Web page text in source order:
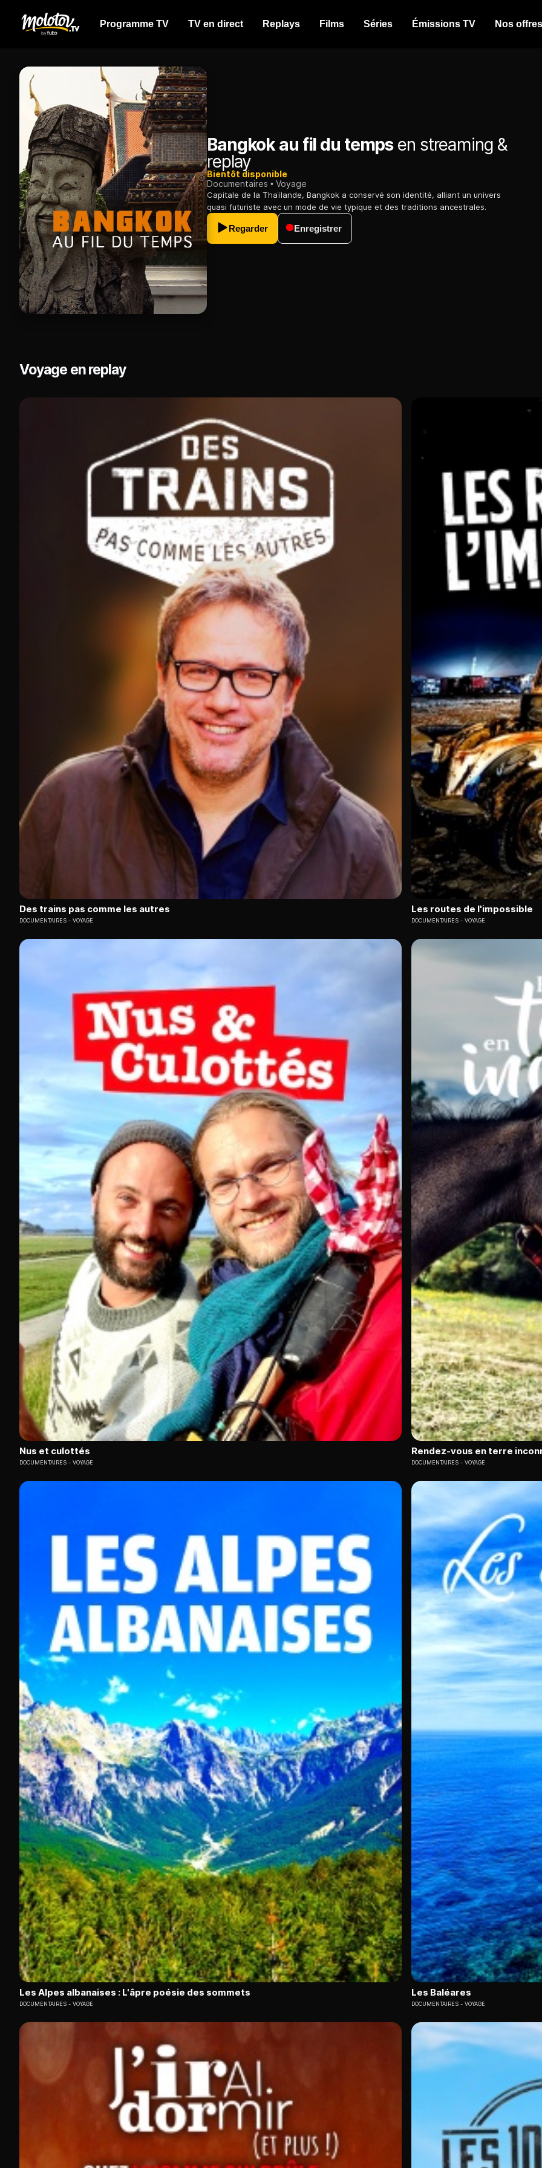
Programme TV TV en direct Replays Films Séries Émissions TV Nos offres
Bangkok au fil du tempsen streaming &
replay
Bientôt disponible
Documentaires
Voyage
Capitale de la Thaïlande, Bangkok a conservé son identité, alliant un univers
quasi futuriste avec un mode de vie typique et des traditions ancestrales.
Regarder Enregistrer
Voyage en replay
Des trains pas comme les autres
DOCUMENTAIRES VOYAGE
Les routes de l'impossible
DOCUMENTAIRES VOYAGE
Nus et culottés
DOCUMENTAIRES VOYAGE
Rendez-vous en terre
DOCUMENTAIRES VOYAGE
Les Alpes albanaises : L'âpre poésie des sommets
DOCUMENTAIRES VOYAGE
Les Baléares
DOCUMENTAIRES VOYAGE